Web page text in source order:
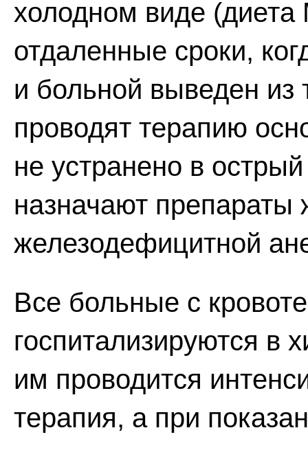
холодном виде
отдаленные сроки,
и больной выведен из
проводят терапию
не устранено в
назначают препараты
железодефицитной
Все больные с
госпитализируются в
им проводится
терапия, а при